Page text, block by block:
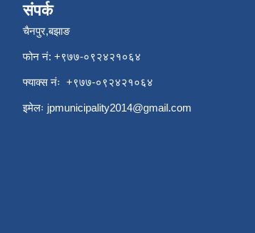
संपर्क
चैनपुर,बझाङ
फोन नं: ‍‌+९७७-०९२४२१०६४
फ्याक्स नंः +९७७-०९२४२१०६४
इमेलः jpmunicipality2014@gmail.com